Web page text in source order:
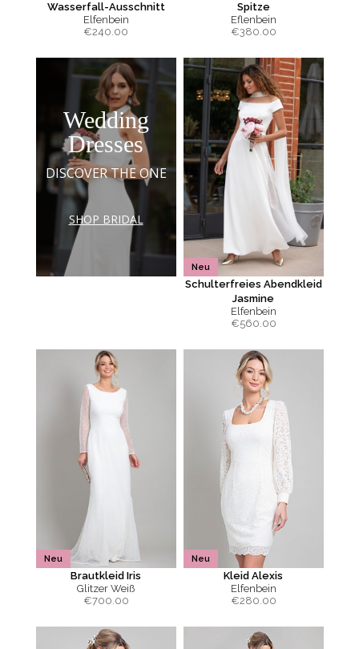
Wasserfall-Ausschnitt
Elfenbein
€240.00
Spitze
Eflenbein
€380.00
Wedding
Dresses
DISCOVER THE ONE
SHOP BRIDAL
Neu
Schulterfreies Abendkleid
Jasmine
Elfenbein
€560.00
Neu
Brautkleid Iris
Glitzer Weiß
€700.00
Neu
Kleid Alexis
Elfenbein
€280.00